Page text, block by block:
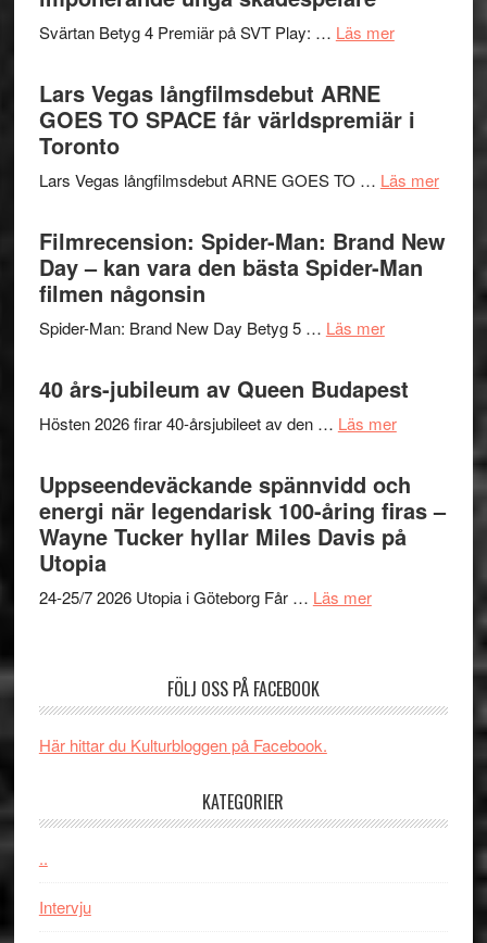
en
i
kan
Svärtan Betyg 4 Premiär på SVT Play: … Läs merom
tv-
serie:
–
om
människans
Lars Vegas långfilmsdebut ARNE
GOES TO SPACE får världspremiär i
Toronto
Lars Vegas långfilmsdebut ARNE GOES TO … Läs merom
GOES
Filmrecension: Spider-Man: Brand New
Day – kan vara den bästa Spider-Man
filmen någonsin
Spider-Man: Brand New Day Betyg 5 … Läs merom
Spider-
Man:
Brand
Day
–
kan
någonsin
40 års-jubileum av Queen Budapest
Hösten 2026 firar 40-årsjubileet av den … Läs merom
års-
jubileum
av
Queen
Uppseendeväckande spännvidd och
energi när legendarisk 100-åring firas –
Wayne Tucker hyllar Miles Davis på
Utopia
24-25/7 2026 Utopia i Göteborg Får … Läs merom
firas
FÖLJ OSS PÅ FACEBOOK
Här hittar du Kulturbloggen på Facebook.
KATEGORIER
..
Intervju